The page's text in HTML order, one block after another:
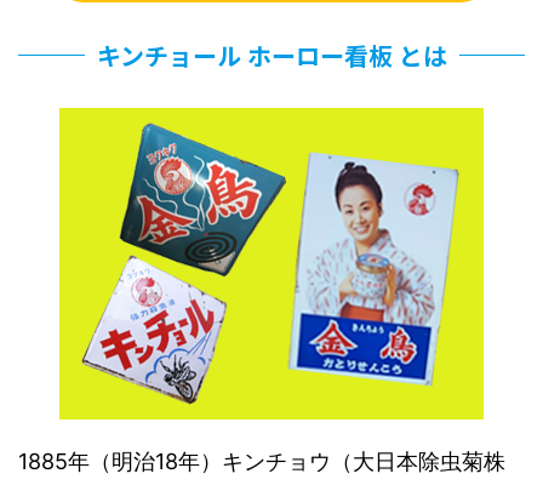
キンチョール ホーロー看板 とは
1885年（明治18年）キンチョウ（大日本除虫菊株